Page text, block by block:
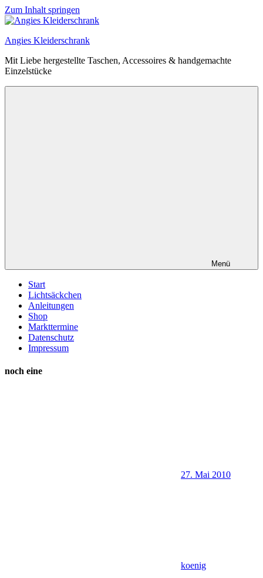
Zum Inhalt springen
Angies Kleiderschrank
Mit Liebe hergestellte Taschen, Accessoires & handgemachte
Einzelstücke
Menü
Start
Lichtsäckchen
Anleitungen
Shop
Markttermine
Datenschutz
Impressum
noch eine
27. Mai 2010
koenig